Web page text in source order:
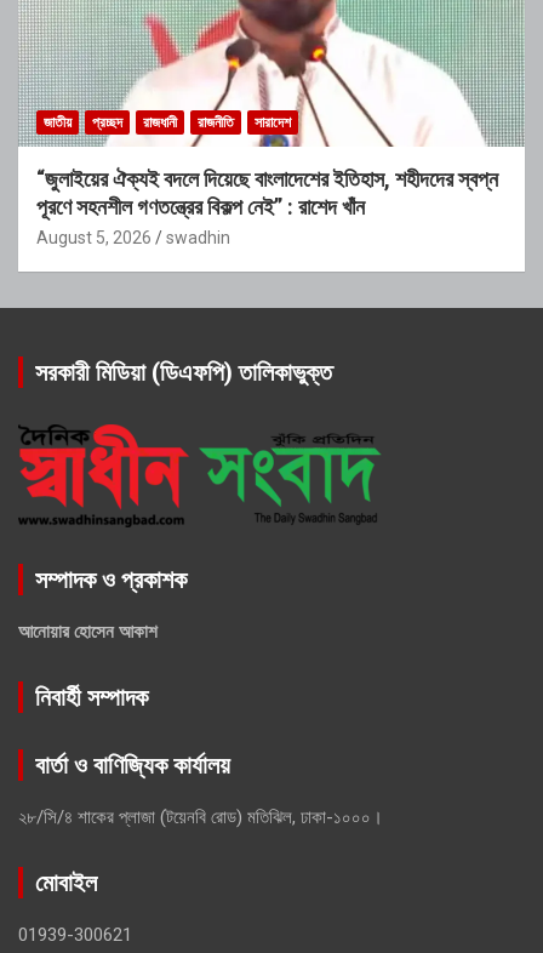
জাতীয় প্রচ্ছদ রাজধানী রাজনীতি সারাদেশ
“জুলাইয়ের ঐক্যই বদলে দিয়েছে বাংলাদেশের ইতিহাস, শহীদদের স্বপ্ন
পূরণে সহনশীল গণতন্ত্রের বিকল্প নেই” : রাশেদ খাঁন
August 5, 2026 swadhin
সরকারী মিডিয়া (ডিএফপি) তালিকাভুক্ত
সম্পাদক ও প্রকাশক
আনোয়ার হোসেন আকাশ
নিবার্হী সম্পাদক
বার্তা ও বাণিজ্যিক কার্যালয়
২৮/সি/৪ শাকের প্লাজা (টয়েনবি রোড) মতিঝিল, ঢাকা-১০০০।
মোবাইল
01939-300621